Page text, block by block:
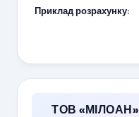
Приклад розрахунку:
ТОВ «МІЛОАН»